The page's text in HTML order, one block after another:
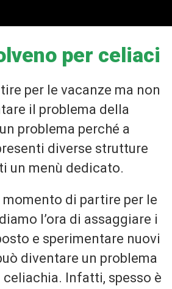
per celiaci
per le vacanze ma non
il problema della
problema perché a
diverse strutture
un menù dedicato.
momento di partire per le
l’ora di assaggiare i
e sperimentare nuovi
diventare un problema
Infatti, spesso è